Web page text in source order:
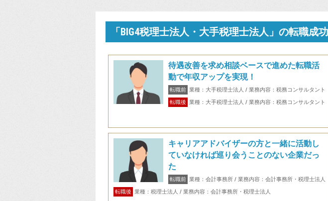
「BIG4税理士法人・大手税理士法人」の転職成
待遇改善を求め相談ベースで進めた転職活
動で年収アップを実現！
転職前 業種：大手税理士法人 / 業務内容：税務コンサルタント
転職後 業種：大手税理士法人 / 業務内容：税務コンサルタント
キャリアアドバイザーの方と一緒に活動し
ていなければ巡り会うことのない企業だっ
た
転職前 業種：会計事務所 / 業務内容：会計事務所・税理士法人
転職後 業種：税理士法人 / 業務内容：会計事務所・税理士法人